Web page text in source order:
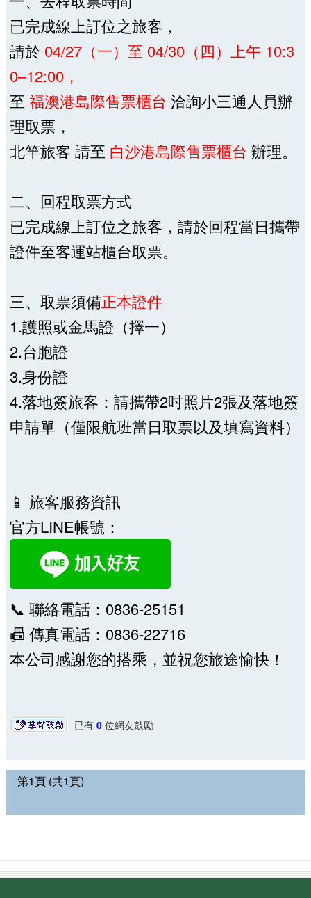
已完成線上訂位之旅客，
請於 04/27（一）至 04/30（四）上午 10:3
0–12:00，
至 福澳港島際售票櫃台 洽詢小三通人員辦
理取票，
北竿旅客 請至 白沙港島際售票櫃台 辦理。
二、回程取票方式
已完成線上訂位之旅客，請於回程當日攜帶
證件至客運站櫃台取票。
三、取票須備正本證件
1.護照或金馬證（擇一）
2.台胞證
3.身份證
4.落地簽旅客：請攜帶2吋照片2張及落地簽
申請單（僅限航班當日取票以及填寫資料）
📱 旅客服務資訊
官方LINE帳號：
📞 聯絡電話：0836-25151
📠 傳真電話：0836-22716
本公司感謝您的搭乘，並祝您旅途愉快！
已有 0位網友鼓勵
第1頁 (共1頁)